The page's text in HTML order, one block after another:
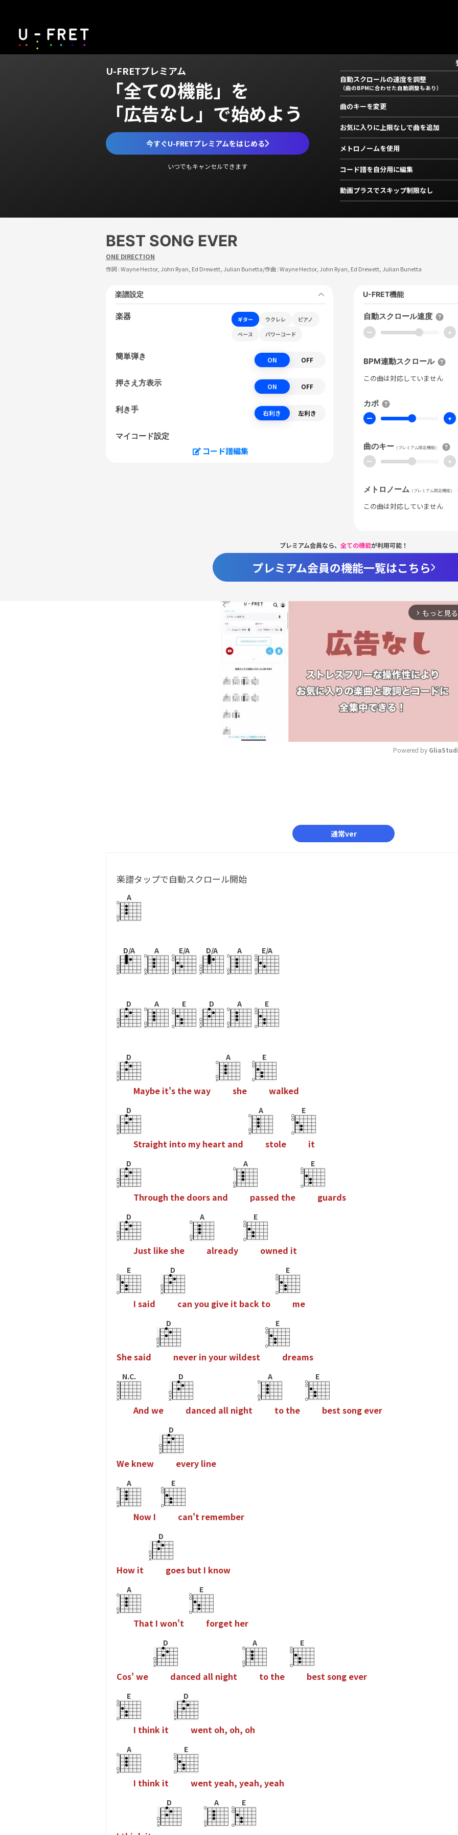
U-FRETプレミアム
「全ての機能」を
「広告なし」で始めよう
今すぐU-FRETプレミアムをはじめる
いつでもキャンセルできます
自動スクロールの速度を調整
（曲のBPMに合わせた自動調整もあり）
曲のキーを変更
お気に入りに上限なしで曲を追加
メトロノームを使用
コード譜を自分用に編集
動画プラスでスキップ制限なし
BEST SONG EVER
ONE DIRECTION
作詞 :Wayne Hector, John Ryan, Ed Drewett, Julian Bunetta/作曲 :Wayne Hector, John Ryan, Ed Drewett, Julian Bunetta
楽譜設定
楽器 ギター ウクレレ
ピアノ
ベース
パワーコード
簡単弾き ON OFF
押さえ方表示 ON OFF
利き手 右利き 左利き
マイコード設定
コード譜編集
U-FRET機能
自動スクロール速度
ー +
BPM連動スクロール
この曲は対応していません
カポ
ー +
曲のキー （プレミアム限定機能）
ー +
メトロノーム （プレミアム限定機能）
この曲は対応していません
プレミアム会員なら、 全ての機能が利用可能！
プレミアム会員の機能一覧はこちら
arrow_forward_ios もっと見る
Powered by
通常ver
楽譜タップで自動スクロール開始
A
D/A A E/A D/A A E/A
D A E D A E
D
Maybe it's theway
A
she
E
walked
D
Straight into my heart and
A
stole
E
it
D
Through the doors and
A
passed the
E
guards
D
Just likeshe
A
already
E
owned it
E
I said
D
can you give it back to
E
me
Shesaid
D
never in yourwildest
E
dreams
N.C.
And we
D
danced all night
A
to the
E
bestsong ever
We knew
D
every line
A
Now I
E
can't remember
How it
D
goes but I know
A
That I won't
E
forget her
Cos' we
D
danced all night
A
to the
E
bestsong ever
E
I think it
D
went oh, oh, oh
A
I think it
E
wentyeah, yeah, yeah
D A E